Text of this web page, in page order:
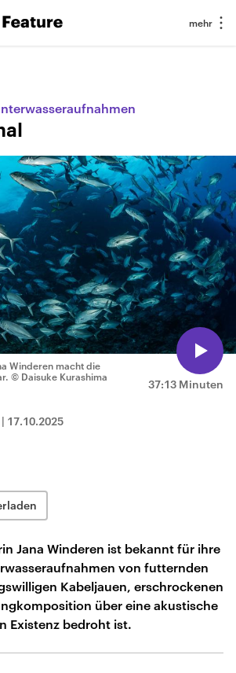
37:13 Minuten
Winderen macht die
© Daisuke Kurashima
| 17.10.2025
Jana Winderen ist bekannt für ihre
von futternden
Kabeljauen, erschrockenen
über eine akustische
Existenz bedroht ist.